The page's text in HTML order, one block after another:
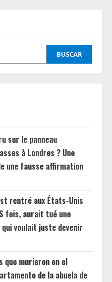
BUSCAR
sur le panneau
à Londres ? Une
une fausse affirmation
rentré aux États-Unis
fois, aurait tué une
voulait juste devenir
que murieron en el
de la abuela de